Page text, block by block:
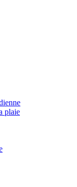
plaie